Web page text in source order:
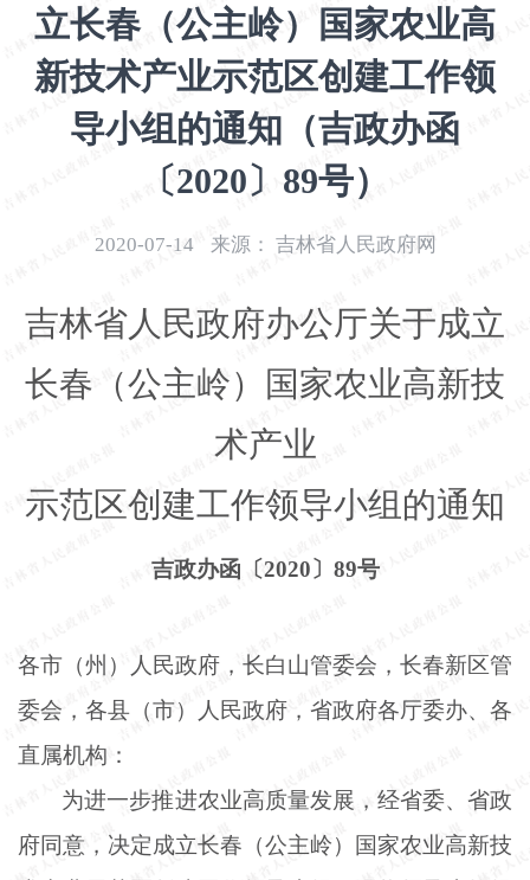
立长春（公主岭）国家农业高
新技术产业示范区创建工作领
导小组的通知（吉政办函
〔2020〕89号）
2020-07-14 来源： 吉林省人民政府网
吉林省人民政府办公厅关于成立
长春（公主岭）国家农业高新技
术产业
示范区创建工作领导小组的通知
吉政办函〔2020〕89号
各市（州）人民政府，长白山管委会，长春新区管
委会，各县（市）人民政府，省政府各厅委办、各
直属机构：
为进一步推进农业高质量发展，经省委、省政
府同意，决定成立长春（公主岭）国家农业高新技